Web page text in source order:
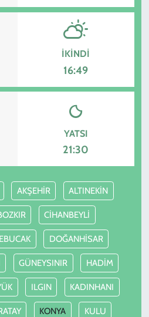
İKINDI
16:49
YATSI
21:30
AKŞEHİR ALTINEKİN
CİHANBEYLİ
DOĞANHİSAR
GÜNEYSINIR HADİM
ILGIN KADINHANI
KONYA KULU